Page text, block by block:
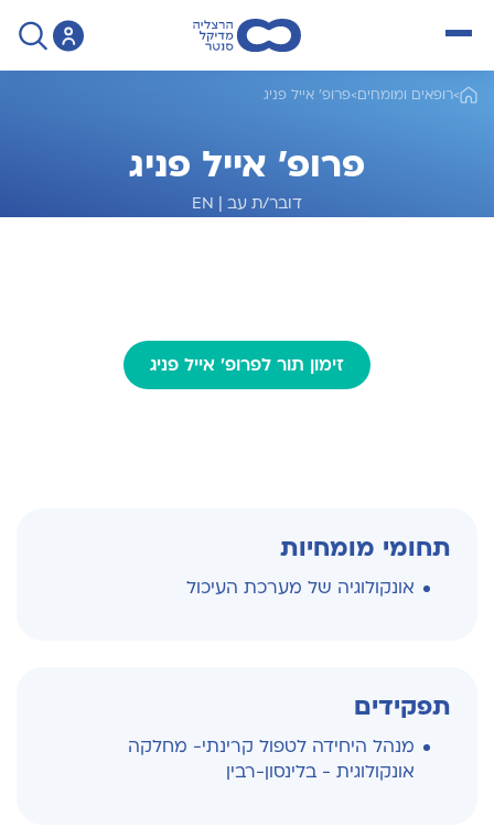
>רופאים ומומחים>פרופ' אייל פניג
פרופ' אייל פניג
דובר/ת עב |
EN
זימון תור לפרופ' אייל פניג
תחומי מומחיות
אונקולוגיה של מערכת העיכול
תפקידים
מנהל היחידה לטפול קרינתי- מחלקה
אונקולוגית - בלינסון-רבין